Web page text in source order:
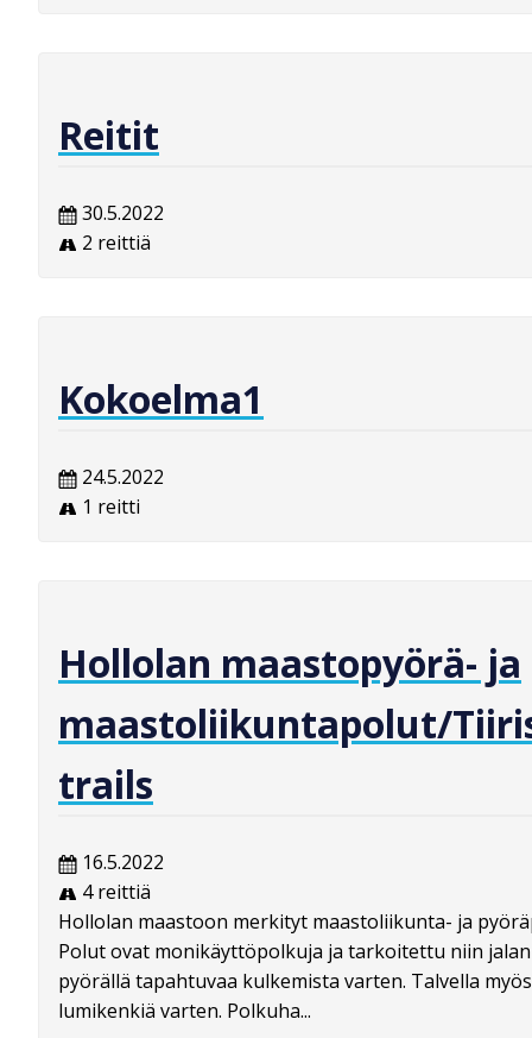
Reitit
30.5.2022
2 reittiä
Kokoelma1
24.5.2022
1 reitti
Hollolan maastopyörä- ja
maastoliikuntapolut/
trails
16.5.2022
4 reittiä
Hollolan maastoon merkityt maastoliikunta- ja
Polut ovat monikäyttöpolkuja ja tarkoitettu niin
pyörällä tapahtuvaa kulkemista varten. Talvella myös
lumikenkiä varten. Polkuha...